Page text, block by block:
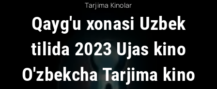
Tarjima Kinolar
Qayg'u xonasi Uzbek
tilida 2023 Ujas kino
O'zbekcha Tarjima kino